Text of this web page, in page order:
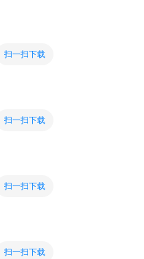
扫一扫下载
扫一扫下载
扫一扫下载
扫一扫下载